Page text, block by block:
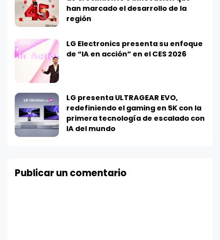
han marcado el desarrollo de la
región
LG Electronics presenta su enfoque
de “IA en acción” en el CES 2026
LG presenta ULTRAGEAR EVO,
redefiniendo el gaming en 5K con la
primera tecnología de escalado con
IA del mundo
Publicar un comentario